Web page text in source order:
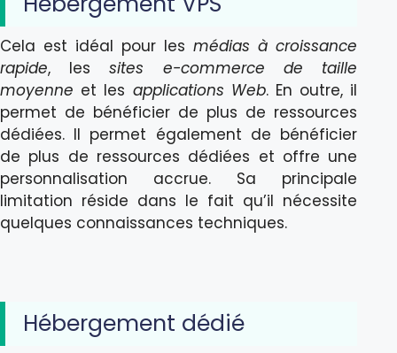
Cela est idéal pour lesmédias à croissance
rapide, lessites e-commerce de taille
moyenne et les applications Web. En outre, il
permet de bénéficier de plus de ressources
dédiées. Il permet également de bénéficier
de plus de ressources dédiées et offre une
personnalisation accrue. Sa principale
limitation réside dans le fait qu’il nécessite
quelques connaissances techniques.
Hébergement dédié